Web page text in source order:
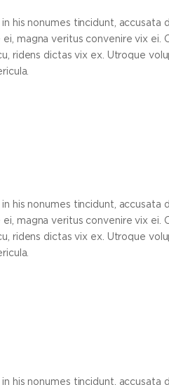
his nonumes tincidunt, accusata
magna veritus convenire vix
ridens dictas vix ex. Utroque
his nonumes tincidunt, accusata
magna veritus convenire vix
ridens dictas vix ex. Utroque
his nonumes tincidunt, accusata